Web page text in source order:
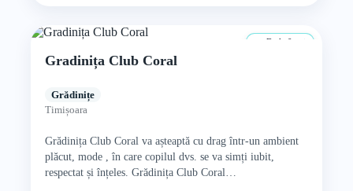
De la 0 ani
Gradinița Club Coral
Grădinițe
Timișoara
Grădinița Club Coral va așteaptă cu drag într-un ambient
plăcut, mode , în care copilul dvs. se va simți iubit,
respectat și înțeles. Grădinița Club Coral…